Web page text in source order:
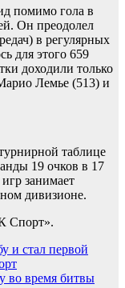
помимо гола в
Он преодолел
в регулярных
для этого 659
доходили только
Лемье (513) и
таблице
19 очков в 17
занимает
дивизионе.
Спорт».
и стал первой
во время битвы